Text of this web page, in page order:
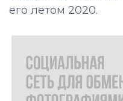
его летом 2020.